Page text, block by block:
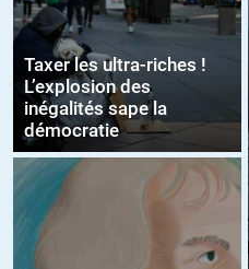
Taxer les ultra-riches !
L’explosion des
inégalités sape la
démocratie